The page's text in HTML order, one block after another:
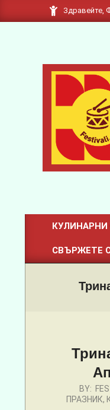
to
Здравейте,
Primary
Navigation
СВЪРЖЕТЕ
2024-
11-
BY:
ПРАЗНИК,